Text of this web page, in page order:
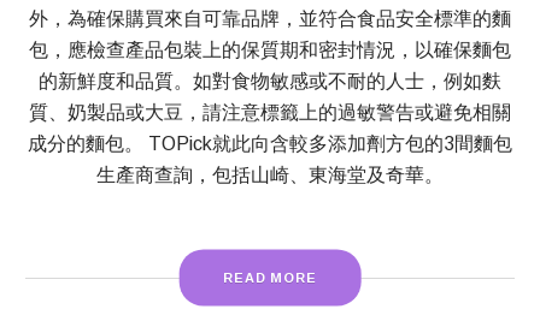
外，為確保購買來自可靠品牌，並符合食品安全標準的麵
包，應檢查產品包裝上的保質期和密封情況，以確保麵包
的新鮮度和品質。如對食物敏感或不耐的人士，例如麩
質、奶製品或大豆，請注意標籤上的過敏警告或避免相關
成分的麵包。 TOPick就此向含較多添加劑方包的3間麵包
生產商查詢，包括山崎、東海堂及奇華。
READ MORE